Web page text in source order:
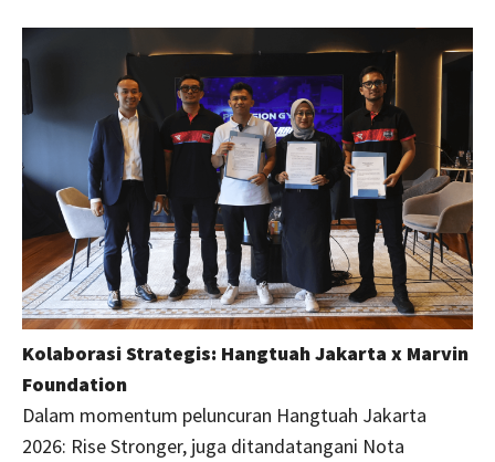
Kolaborasi Strategis: Hangtuah Jakarta x Marvin
Foundation
Dalam momentum peluncuran Hangtuah Jakarta
2026: Rise Stronger, juga ditandatangani Nota